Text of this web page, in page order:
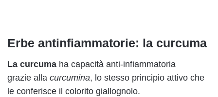
Erbe antinfiammatorie: la curcuma
La curcuma ha capacità anti-infiammatoria
grazie alla curcumina, lo stesso principio attivo che
le conferisce il colorito giallognolo.